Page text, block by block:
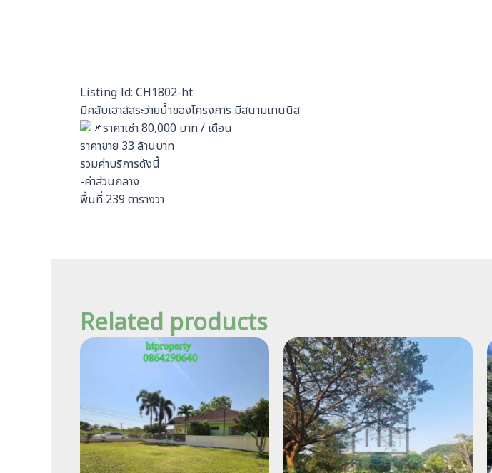
Listing Id: CH1802-ht
มีคลับเฮาส์สระว่ายน้ำของโครงการ มีสนามเทนนิส
ราคาเช่า 80,000 บาท / เดือน
ราคาขาย 33 ล้านบาท
รวมค่าบริการดังนี้
-ค่าส่วนกลาง
พื้นที่ 239 ตารางวา
Related products